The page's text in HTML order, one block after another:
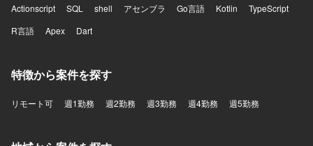
Actionscript
SQL shell アセンブラ Go言語 Kotlin
TypeScript
R言語
Apex Dart
特徴から案件を探す
リモート可 週1勤務 週2勤務 週3勤務 週4勤務 週5勤務